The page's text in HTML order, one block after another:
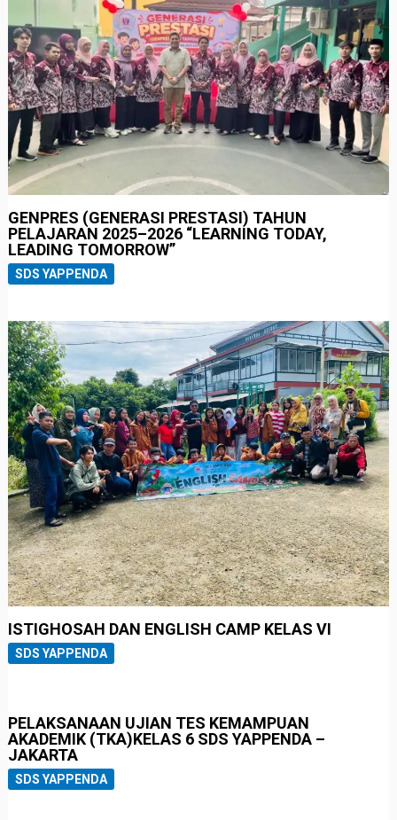
GENPRES (GENERASI PRESTASI) TAHUN
PELAJARAN 2025–2026 “LEARNING TODAY,
LEADING TOMORROW”
SDS YAPPENDA
ISTIGHOSAH DAN ENGLISH CAMP KELAS VI
SDS YAPPENDA
PELAKSANAAN UJIAN TES KEMAMPUAN
AKADEMIK (TKA)KELAS 6 SDS YAPPENDA –
JAKARTA
SDS YAPPENDA